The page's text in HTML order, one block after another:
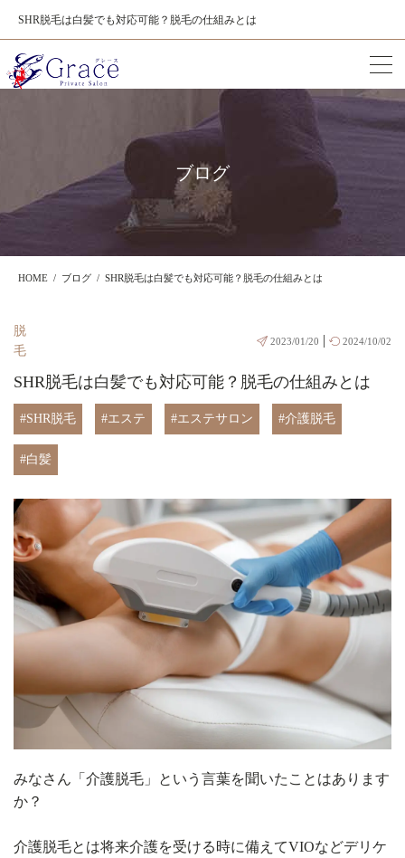
SHR脱毛は白髪でも対応可能？脱毛の仕組みとは
ブログ
HOME ブログ SHR脱毛は白髪でも対応可能？脱毛の仕組みとは
脱
毛
2023/01/20 | 2024/10/02
SHR脱毛は白髪でも対応可能？脱毛の仕組みとは
#SHR脱毛 #エステ #エステサロン #介護脱毛
#白髪
みなさん「介護脱毛」という言葉を聞いたことはあります
か？
介護脱毛とは将来介護を受ける時に備えてVIOなどデリケ